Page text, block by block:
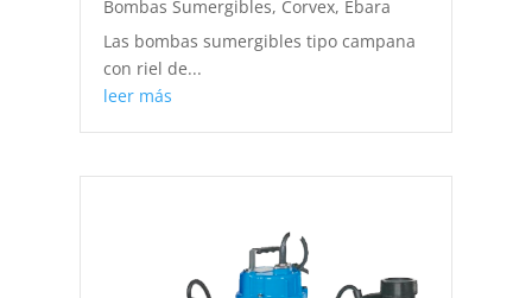
Bombas Sumergibles, Corvex, Ebara
Las bombas sumergibles tipo campana
con riel de...
leer más